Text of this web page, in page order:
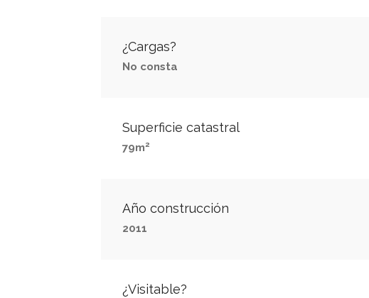
¿Cargas?
No consta
Superficie catastral
79m2
Año construcción
2011
¿Visitable?